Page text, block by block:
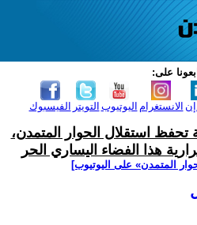
على:
الفيسبوك التويتر اليوتيوب الانستغرام
تحفظ استقلال الحوار المتمدن،
هذا الفضاء اليساري الحر
المتمدن» على اليوتيوب]